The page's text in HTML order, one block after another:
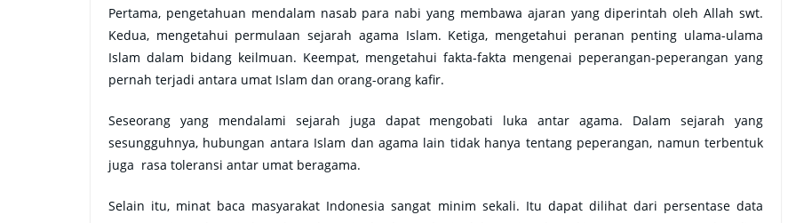
Pertama, pengetahuan mendalam nasab para nabi yang membawa ajaran yang diperintah oleh Allah swt.
Kedua, mengetahui permulaan sejarah agama Islam. Ketiga, mengetahui peranan penting ulama-ulama
Islam dalam bidang keilmuan. Keempat, mengetahui fakta-fakta mengenai peperangan-peperangan yang
pernah terjadi antara umat Islam dan orang-orang kafir.
Seseorang yang mendalami sejarah juga dapat mengobati luka antar agama. Dalam sejarah yang
sesungguhnya, hubungan antara Islam dan agama lain tidak hanya tentang peperangan, namun terbentuk
juga rasa toleransi antar umat beragama.
Selain itu, minat baca masyarakat Indonesia sangat minim sekali. Itu dapat dilihat dari persentase data